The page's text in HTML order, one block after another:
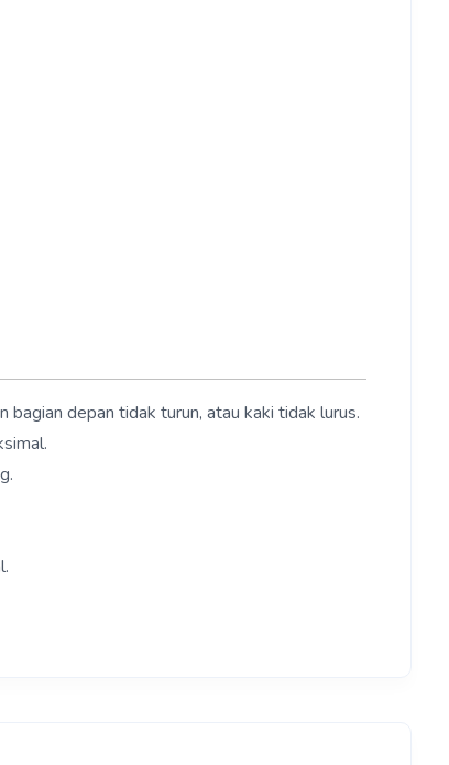
depan tidak turun, atau kaki tidak lurus.